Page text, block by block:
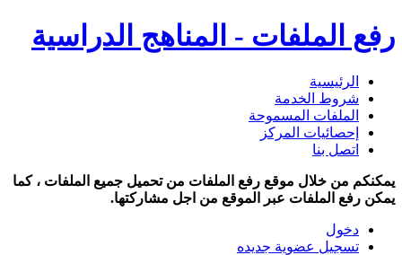
رفع الملفات - المناهج الدراسية
الرئيسية
شروط الخدمة
الملفات المسموحة
إحصائيات المركز
اتصل بنا
يمكنكم من خلال موقع رفع الملفات من تحميل جميع الملفات ، كما
يمكن رفع الملفات عبر الموقع من اجل مشاركتها.
دخول
تسجيل عضوية جديده